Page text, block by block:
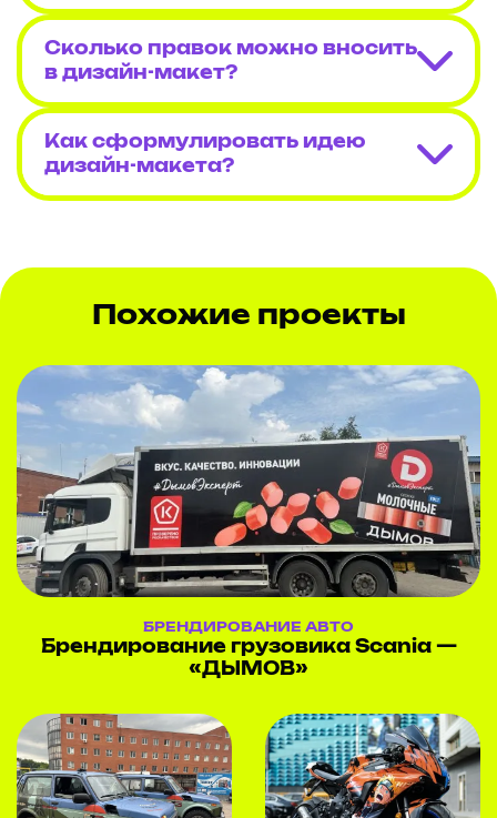
усилить узнаваемость и повысить
привлекательность мобильного пункта
аналогичные проекты для вашего
Сколько правок можно вносить
в дизайн-макет?
Как сформулировать идею
дизайн-макета?
Похожие проекты
БРЕНДИРОВАНИЕ АВТО
Брендирование грузовика Scania —
«ДЫМОВ»